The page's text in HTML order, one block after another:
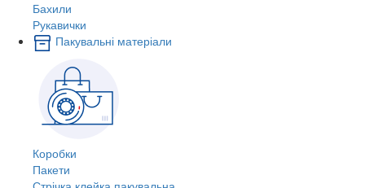
Бахили
Рукавички
Пакувальні матеріали
Коробки
Пакети